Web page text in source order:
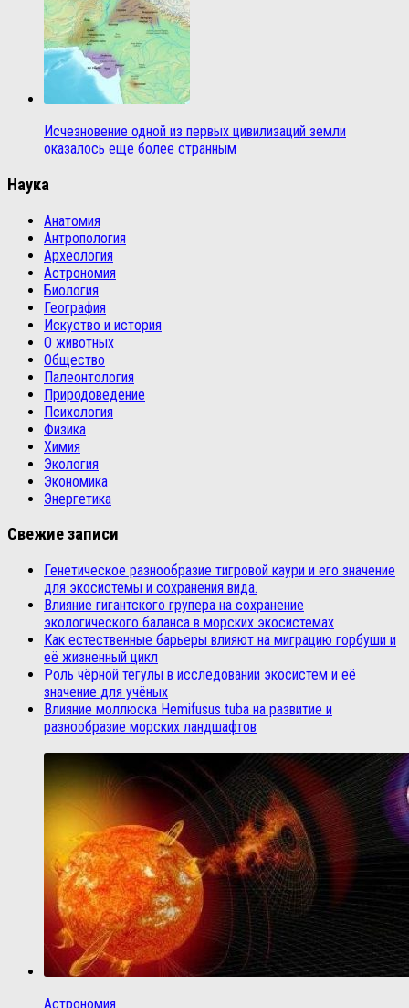
Исчезновение одной из первых цивилизаций земли
оказалось еще более странным
Наука
Анатомия
Антропология
Археология
Астрономия
Биология
География
Искуство и история
О животных
Общество
Палеонтология
Природоведение
Психология
Физика
Химия
Экология
Экономика
Энергетика
Свежие записи
Генетическое разнообразие тигровой каури и его значение
для экосистемы и сохранения вида.
Влияние гигантского групера на сохранение
экологического баланса в морских экосистемах
Как естественные барьеры влияют на миграцию горбуши и
её жизненный цикл
Роль чёрной тегулы в исследовании экосистем и её
значение для учёных
Влияние моллюска Hemifusus tuba на развитие и
разнообразие морских ландшафтов
Астрономия